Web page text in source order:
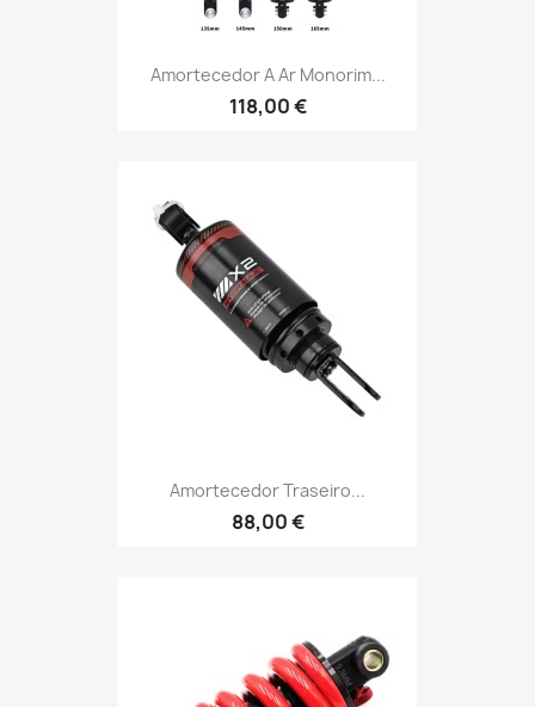
Amortecedor A Ar Monorim...
118,00 €
Amortecedor Traseiro...
88,00 €